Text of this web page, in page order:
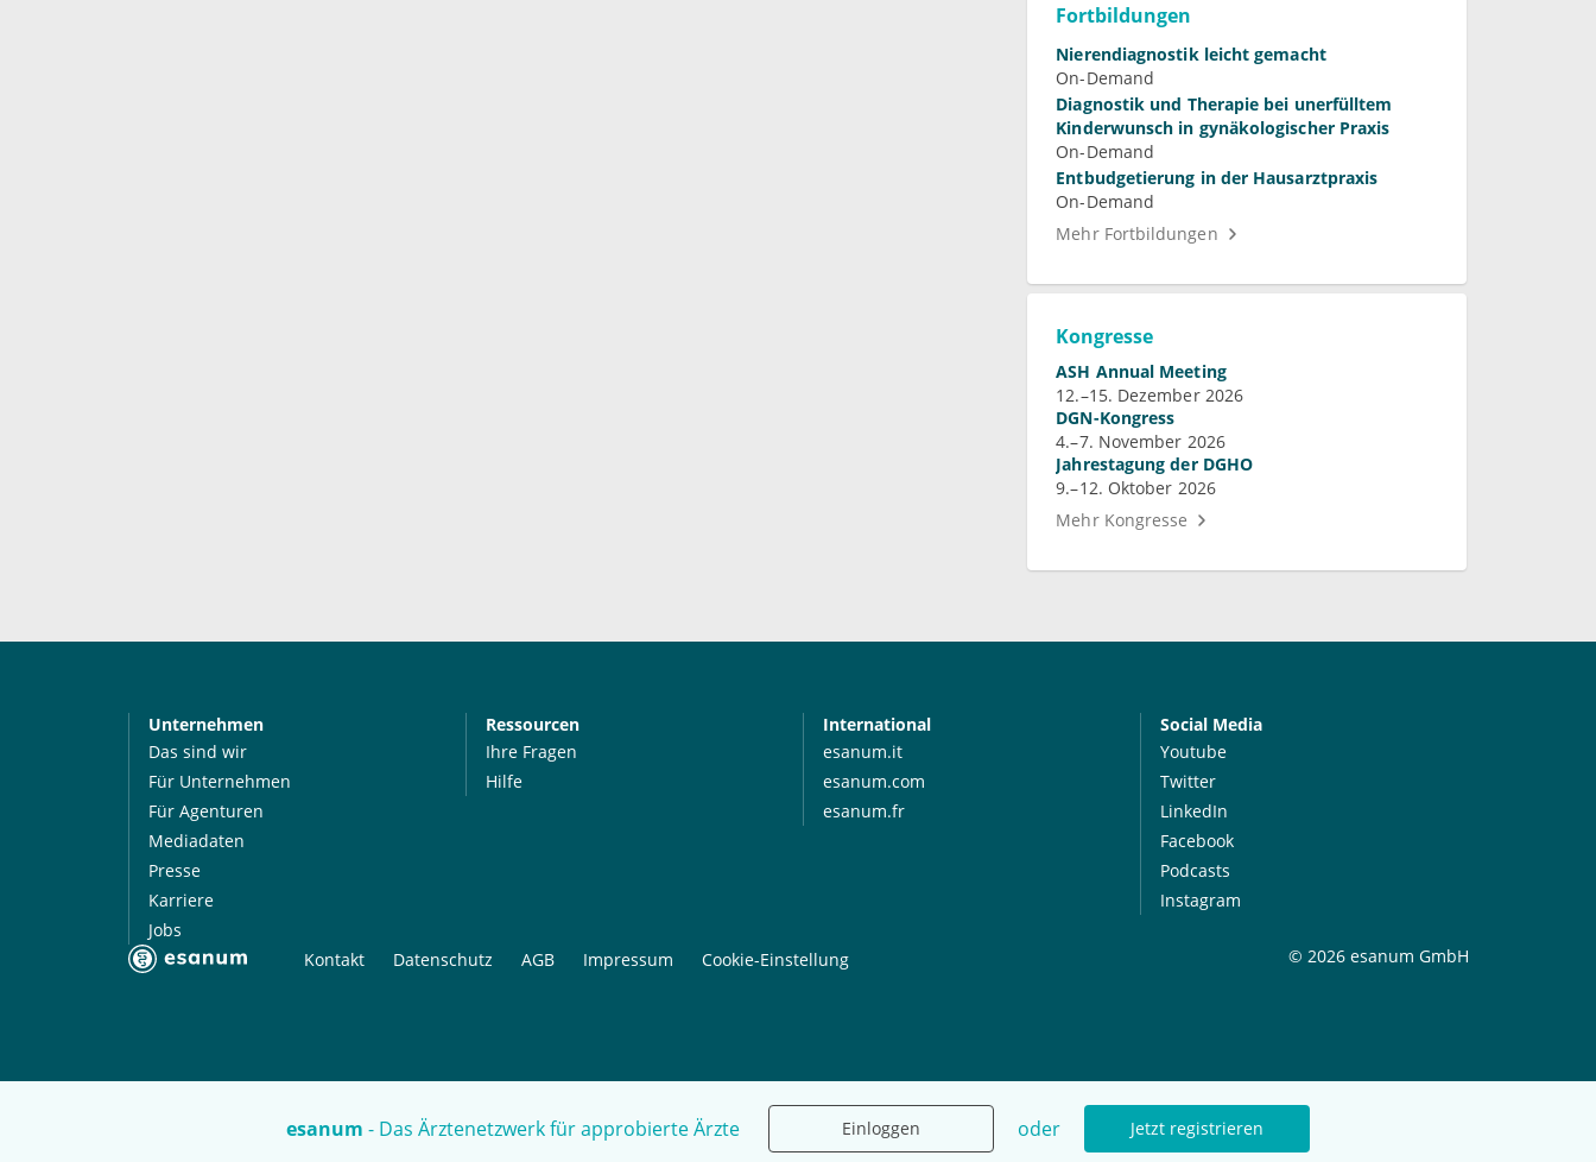
esanum - Das Ärztenetzwerk für approbierte Ärzte Einloggen oder Jetzt registrieren
Fortbildungen
Nierendiagnostik leicht gemacht
On-Demand
Diagnostik und Therapie bei unerfülltem
Kinderwunsch in gynäkologischer Praxis
On-Demand
Entbudgetierung in der Hausarztpraxis
On-Demand
Mehr Fortbildungen
Kongresse
ASH Annual Meeting
12.–15. Dezember 2026
DGN-Kongress
4.–7. November 2026
Jahrestagung der DGHO
9.–12. Oktober 2026
Mehr Kongresse
Unternehmen
Das sind wir
Für Unternehmen
Für Agenturen
Mediadaten
Presse
Karriere
Jobs
Ressourcen
Ihre Fragen
Hilfe
International
esanum.it
esanum.com
esanum.fr
Social Media
Youtube
Twitter
LinkedIn
Facebook
Podcasts
Instagram
Kontakt Datenschutz AGB Impressum Cookie-Einstellung © 2026 esanum GmbH